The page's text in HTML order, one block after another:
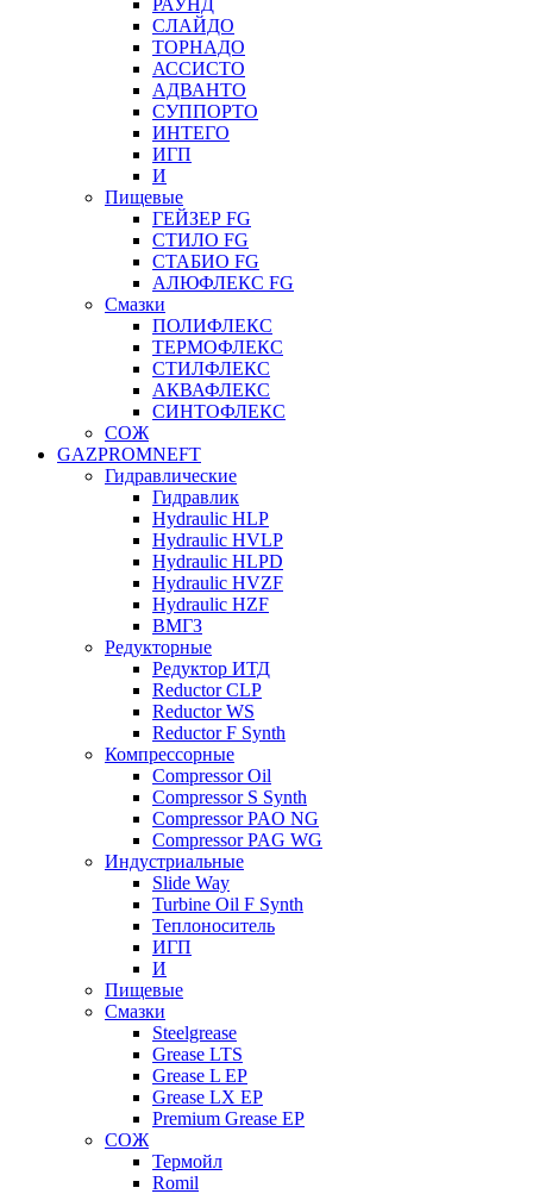
РАУНД
СЛАЙДО
ТОРНАДО
АССИСТО
АДВАНТО
СУППОРТО
ИНТЕГО
ИГП
И
Пищевые
ГЕЙЗЕР FG
СТИЛО FG
СТАБИО FG
АЛЮФЛЕКС FG
Смазки
ПОЛИФЛЕКС
ТЕРМОФЛЕКС
СТИЛФЛЕКС
АКВАФЛЕКС
СИНТОФЛЕКС
СОЖ
GAZPROMNEFT
Гидравлические
Гидравлик
Hydraulic HLP
Hydraulic HVLP
Hydraulic HLPD
Hydraulic HVZF
Hydraulic HZF
ВМГЗ
Редукторные
Редуктор ИТД
Reductor CLP
Reductor WS
Reductor F Synth
Компрессорные
Compressor Oil
Compressor S Synth
Compressor PAO NG
Compressor PAG WG
Индустриальные
Slide Way
Turbine Oil F Synth
Теплоноситель
ИГП
И
Пищевые
Смазки
Steelgrease
Grease LTS
Grease L EP
Grease LX EP
Premium Grease EP
СОЖ
Термойл
Romil